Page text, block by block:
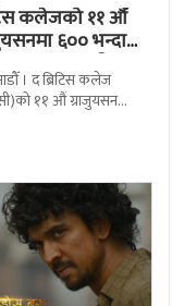
कलेजको ११ औँ
६०० भन्दा
ग्राजुयट सम्मानित
। द ब्रिटिस कलेज
११ औं ग्राजुयसन